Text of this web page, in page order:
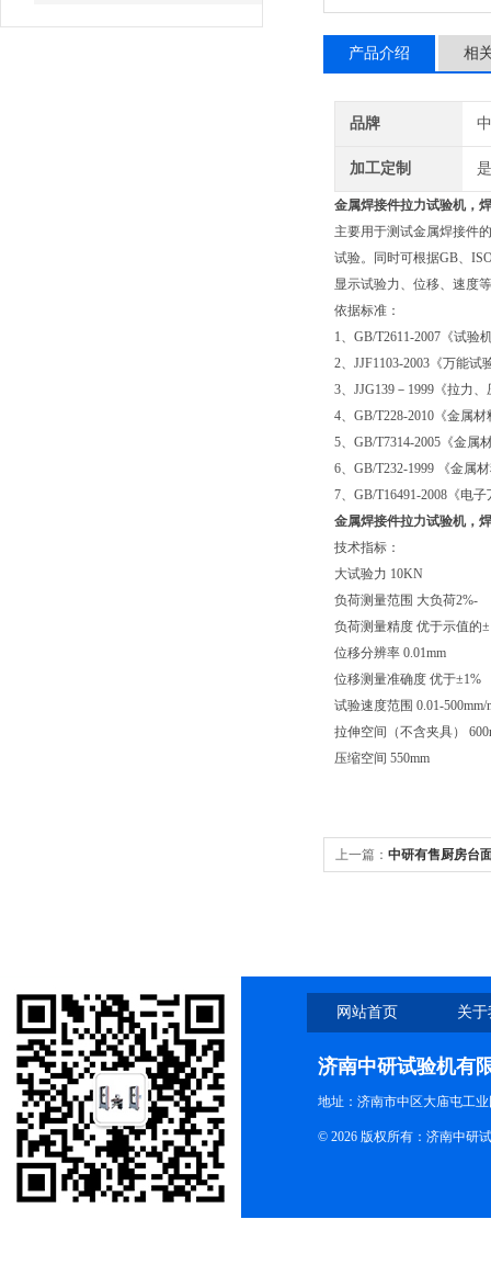
产品介绍 相
品牌
加工定制 是
金属焊接件拉力试验机，
主要用于测试金属焊接件
试验。同时可根据GB、
显示试验力、位移、速度
依据标准：
1、GB/T2611-2007《试验
2、JJF1103-2003《万能
3、JJG139－1999《拉力
4、GB/T228-2010《金属
5、GB/T7314-2005《金属
6、GB/T232-1999 《金属
7、GB/T16491-2008《电
金属焊接件拉力试验机，
技术指标：
大试验力 10KN
负荷测量范围 大负荷2%-
负荷测量精度 优于示值的
位移分辨率 0.01mm
位移测量准确度 优于±1%
试验速度范围 0.01-500mm/
拉伸空间（不含夹具）
压缩空间 550mm
上一篇： 中研有售厨房台
网站首页 关
济南中研试验机有
地址：济南市中区大庙屯工
© 2026 版权所有：济南中研